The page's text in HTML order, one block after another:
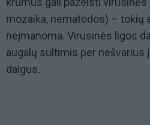
mozaika, nematodos) – tokių
neįmanoma. Virusinės ligos
augalų sultimis per nešvarius
daigus.